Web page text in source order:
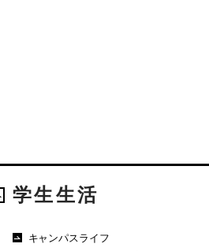
学生生活
キャンパスライフ